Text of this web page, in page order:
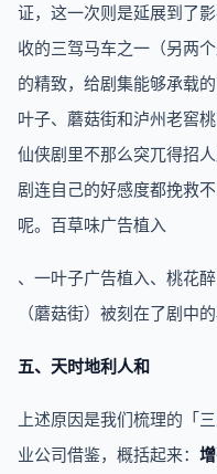
证，这一次则是延展到了
收的三驾马车之一（另两
的精致，给剧集能够承载
叶子、蘑菇街和泸州老窖
仙侠剧里不那么突兀得招
剧连自己的好感度都挽救
呢。百草味广告植入
、一叶子广告植入、桃花
（蘑菇街）被刻在了剧中
五、天时地利人和
上述原因是我们梳理的「
业公司借鉴，概括起来：